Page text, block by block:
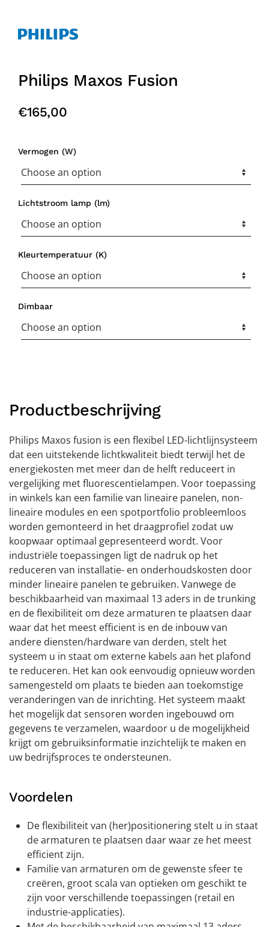
Philips Maxos Fusion
€165,00
Vermogen (W)
Lichtstroom lamp (lm)
Kleurtemperatuur (K)
Dimbaar
Productbeschrijving
Philips Maxos fusion is een flexibel LED-lichtlijnsysteem
dat een uitstekende lichtkwaliteit biedt terwijl het de
energiekosten met meer dan de helft reduceert in
vergelijking met fluorescentielampen. Voor toepassing
in winkels kan een familie van lineaire panelen, non-
lineaire modules en een spotportfolio probleemloos
worden gemonteerd in het draagprofiel zodat uw
koopwaar optimaal gepresenteerd wordt. Voor
industriële toepassingen ligt de nadruk op het
reduceren van installatie- en onderhoudskosten door
minder lineaire panelen te gebruiken. Vanwege de
beschikbaarheid van maximaal 13 aders in de trunking
en de flexibiliteit om deze armaturen te plaatsen daar
waar dat het meest efficient is en de inbouw van
andere diensten/hardware van derden, stelt het
systeem u in staat om externe kabels aan het plafond
te reduceren. Het kan ook eenvoudig opnieuw worden
samengesteld om plaats te bieden aan toekomstige
veranderingen van de inrichting. Het systeem maakt
het mogelijk dat sensoren worden ingebouwd om
gegevens te verzamelen, waardoor u de mogelijkheid
krijgt om gebruiksinformatie inzichtelijk te maken en
uw bedrijfsproces te ondersteunen.
Voordelen
De flexibiliteit van (her)positionering stelt u in staat
de armaturen te plaatsen daar waar ze het meest
efficient zijn.
Familie van armaturen om de gewenste sfeer te
creëren, groot scala van optieken om geschikt te
zijn voor verschillende toepassingen (retail en
industrie-applicaties).